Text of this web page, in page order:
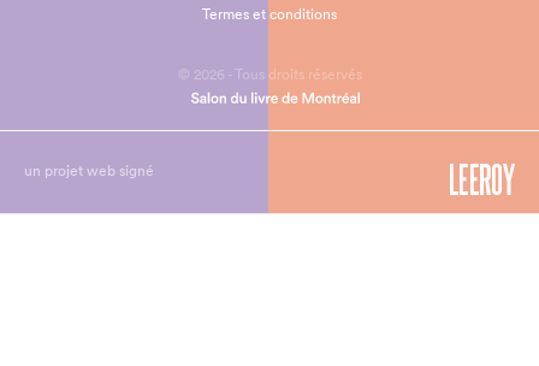
© 2026 - Tous droits réservés
Termes et conditions
un projet web signé